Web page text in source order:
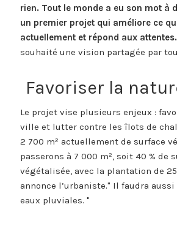
rien. Tout le monde a eu son mot à
un premier projet qui améliore ce
actuellement et répond aux attentes.
souhaité une vision partagée par
Favoriser la
Le projet vise plusieurs enjeux :
ville et lutter contre les îlots de
2 700 m² actuellement de surface
passerons à 7 000 m², soit 40 % de
végétalisée, avec la plantation de
annonce l’urbaniste. Il faudra
eaux pluviales.